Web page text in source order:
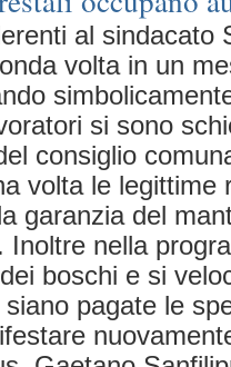
al sindacato
volta in un
si sono
consiglio
volta le legittime
garanzia del
Inoltre nella
boschi e si
pagate le